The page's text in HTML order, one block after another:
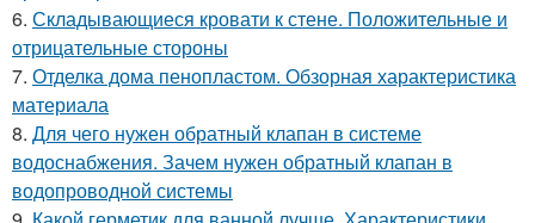
6. Складывающиеся кровати к стене. Положительные и
отрицательные стороны
7. Отделка дома пенопластом. Обзорная характеристика
материала
8. Для чего нужен обратный клапан в системе
водоснабжения. Зачем нужен обратный клапан в
водопроводной системы